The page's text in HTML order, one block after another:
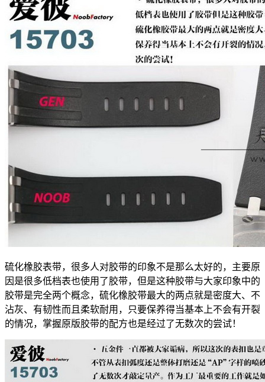
硫化橡胶表带，很多人对胶带的印象不是那么太好的，主要原
因是很多低档表也使用了胶带，但是这种胶带与大家印象中的
胶带是完全两个概念，硫化橡胶带最大的两点就是密度大、不
沾灰、有韧性而且柔软耐用，只要保养得当基本上不会有开裂
的情况，掌握原版胶带的配方也是经过了无数次的尝试！